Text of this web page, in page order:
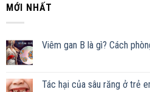
MỚI NHẤT
Viêm gan B là gì? Cách
Tác hại của sâu răng ở trẻ